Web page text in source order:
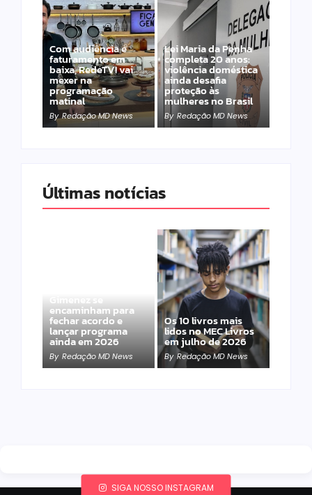
Com audiência e
faturamento em
baixa, RedeTV! vai
mexer na
programação
matinal
By Redação MD News
Lei Maria da Penha
completa 20 anos:
violência doméstica
ainda desafia
proteção às
mulheres no Brasil
By Redação MD News
Últimas notícias
Gimenez se
encaminham para
fechar acordo e
lançar programa
ainda em 2026
By Redação MD News
Os 10 livros mais
lidos no MEC Livros
em julho de 2026
By Redação MD News
SIGA NOSSO INSTAGRAM